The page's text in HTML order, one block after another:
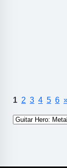
1 2 3 4 5 6